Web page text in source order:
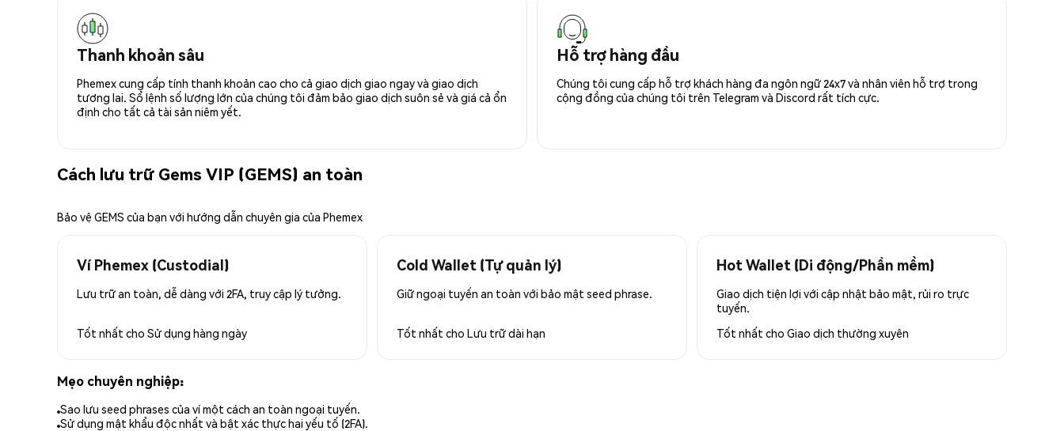
Thanh khoản sâu
Phemex cung cấp tính thanh khoản cao cho cả giao dịch giao ngay và giao dịch
tương lai. Sổ lệnh số lượng lớn của chúng tôi đảm bảo giao dịch suôn sẻ và giá cả ổn
định cho tất cả tài sản niêm yết.
Hỗ trợ hàng đầu
Chúng tôi cung cấp hỗ trợ khách hàng đa ngôn ngữ 24x7 và nhân viên hỗ trợ trong
cộng đồng của chúng tôi trên Telegram và Discord rất tích cực.
Cách lưu trữ Gems VIP (GEMS) an toàn
Bảo vệ GEMS của bạn với hướng dẫn chuyên gia của Phemex
Ví Phemex (Custodial)
Lưu trữ an toàn, dễ dàng với 2FA, truy cập lý tưởng.
Tốt nhất cho Sử dụng hàng ngày
Cold Wallet (Tự quản lý)
Giữ ngoại tuyến an toàn với bảo mật seed phrase.
Tốt nhất cho Lưu trữ dài hạn
Hot Wallet (Di động/Phần mềm)
Giao dịch tiện lợi với cập nhật bảo mật, rủi ro trực
tuyến.
Tốt nhất cho Giao dịch thường xuyên
Mẹo chuyên nghiệp:
Sao lưu seed phrases của ví một cách an toàn ngoại tuyến.
Sử dụng mật khẩu độc nhất và bật xác thực hai yếu tố (2FA).